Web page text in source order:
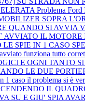
Problema
SOPRA
QUANDO SI
AVVIATO IL MOTORE
LE SPIE IN 1 CASO
funziona tutto
E OGNI TANTO
LE DUE
il problema si è
IL
E GIU' SPIA